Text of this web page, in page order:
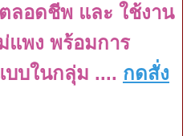
ลอดชีพ และ ใช้งาน
แพง พร้อมการ
บบในกลุ่ม .... กดสั่ง